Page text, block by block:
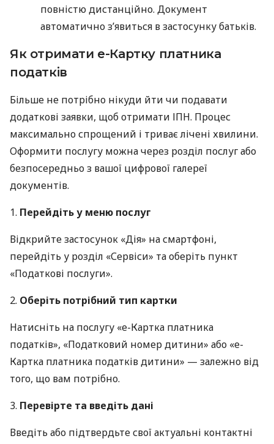
повністю дистанційно. Документ
автоматично з’явиться в застосунку батьків.
Як отримати е-Картку платника
податків
Більше не потрібно нікуди йти чи подавати
додаткові заявки, щоб отримати ІПН. Процес
максимально спрощений і триває лічені хвилини.
Оформити послугу можна через розділ послуг або
безпосередньо з вашої цифрової галереї
документів.
1. Перейдіть у меню послуг
Відкрийте застосунок «Дія» на смартфоні,
перейдіть у розділ «Сервіси» та оберіть пункт
«Податкові послуги».
2. Оберіть потрібний тип картки
Натисніть на послугу «е-Картка платника
податків», «Податковий номер дитини» або «е-
Картка платника податків дитини» — залежно від
того, що вам потрібно.
3. Перевірте та введіть дані
Введіть або підтвердьте свої актуальні контактні